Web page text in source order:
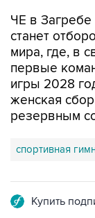
ЧЕ в Загребе
станет
мира, где, в
первые
игры 2028
женская
резервным
спортивная
Купить